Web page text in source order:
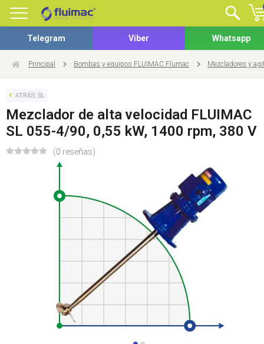
Telegram Viber Whatsapp
Principal Bombas y equipos FLUIMAC Flumac Mezcladores y
ATRÁS: SL
Mezclador de alta velocidad FLUIMAC
SL 055-4/90, 0,55 kW, 1400 rpm, 380 V
(0 reseñas)